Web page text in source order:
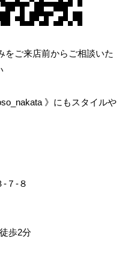
をご来店前からご相談いた
》にもスタイルや
-７-８
歩2分